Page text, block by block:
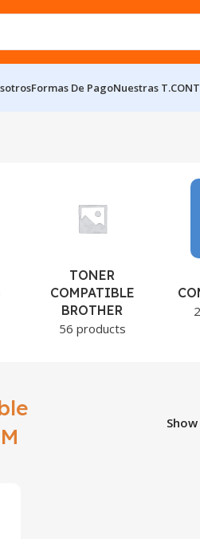
Formas De PagoNuestras T.
TONER
COMPATIBLE
BROTHER
56 products
Show